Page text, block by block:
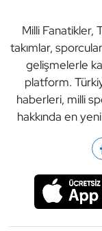
Milli Fanatikler,
takımlar,
gelişmelerle
platform.
haberleri, milli
hakkında en